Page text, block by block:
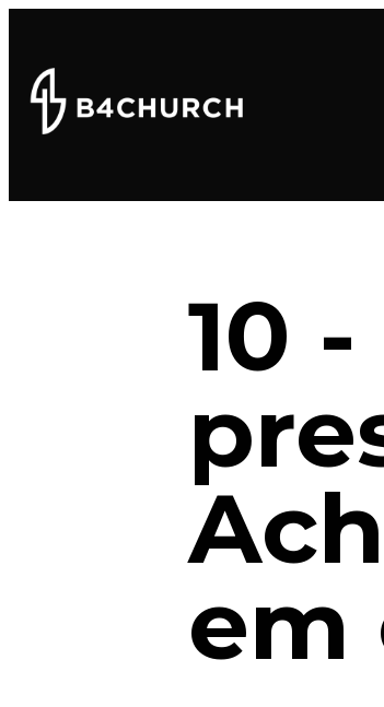
10
em